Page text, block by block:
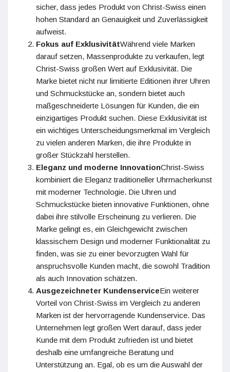
sicher, dass jedes Produkt von Christ-Swiss einen
hohen Standard an Genauigkeit und Zuverlässigkeit
aufweist.
Fokus auf ExklusivitätWährend viele Marken
darauf setzen, Massenprodukte zu verkaufen, legt
Christ-Swiss großen Wert auf Exklusivität. Die
Marke bietet nicht nur limitierte Editionen ihrer Uhren
und Schmuckstücke an, sondern bietet auch
maßgeschneiderte Lösungen für Kunden, die ein
einzigartiges Produkt suchen. Diese Exklusivität ist
ein wichtiges Unterscheidungsmerkmal im Vergleich
zu vielen anderen Marken, die ihre Produkte in
großer Stückzahl herstellen.
Eleganz und moderne InnovationChrist-Swiss
kombiniert die Eleganz traditioneller Uhrmacherkunst
mit moderner Technologie. Die Uhren und
Schmuckstücke bieten innovative Funktionen, ohne
dabei ihre stilvolle Erscheinung zu verlieren. Die
Marke gelingt es, ein Gleichgewicht zwischen
klassischem Design und moderner Funktionalität zu
finden, was sie zu einer bevorzugten Wahl für
anspruchsvolle Kunden macht, die sowohl Tradition
als auch Innovation schätzen.
Ausgezeichneter KundenserviceEin weiterer
Vorteil von Christ-Swiss im Vergleich zu anderen
Marken ist der hervorragende Kundenservice. Das
Unternehmen legt großen Wert darauf, dass jeder
Kunde mit dem Produkt zufrieden ist und bietet
deshalb eine umfangreiche Beratung und
Unterstützung an. Egal, ob es um die Auswahl der